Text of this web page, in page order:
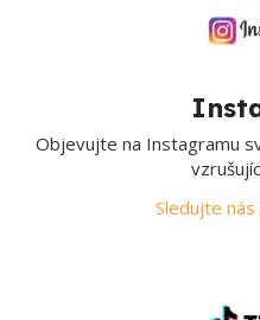
Objevujte na Instagramu
Sledujte